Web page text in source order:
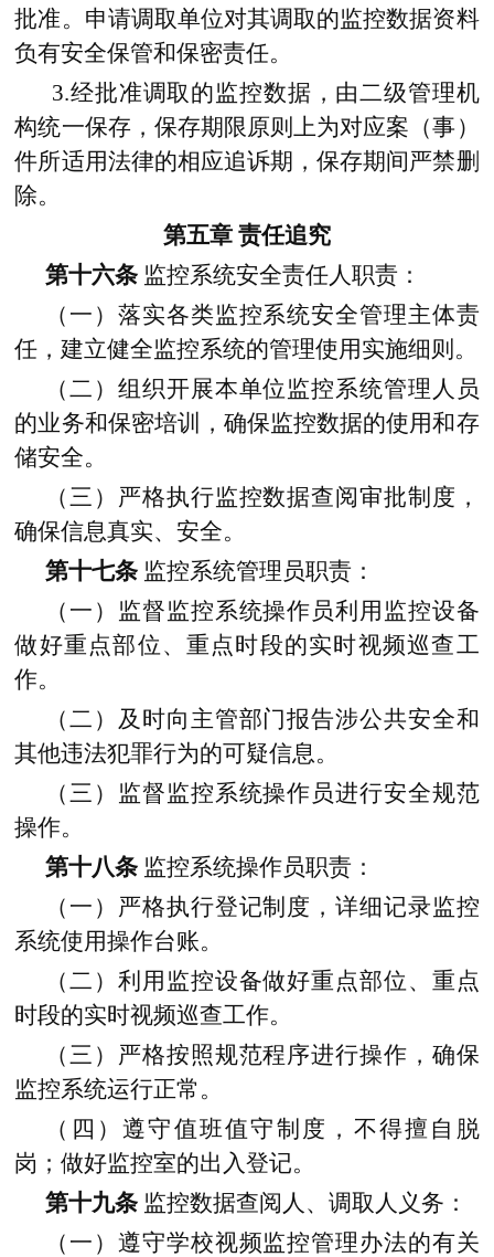
批准。申请调取单位对其调取的监控数据资料
负有安全保管和保密责任。
3.经批准调取的监控数据，由二级管理机
构统一保存，保存期限原则上为对应案（事）
件所适用法律的相应追诉期，保存期间严禁删
除。
第五章 责任追究
第十六条 监控系统安全责任人职责：
（一）落实各类监控系统安全管理主体责
任，建立健全监控系统的管理使用实施细则。
（二）组织开展本单位监控系统管理人员
的业务和保密培训，确保监控数据的使用和存
储安全。
（三）严格执行监控数据查阅审批制度，
确保信息真实、安全。
第十七条 监控系统管理员职责：
（一）监督监控系统操作员利用监控设备
做好重点部位、重点时段的实时视频巡查工
作。
（二）及时向主管部门报告涉公共安全和
其他违法犯罪行为的可疑信息。
（三）监督监控系统操作员进行安全规范
操作。
第十八条 监控系统操作员职责：
（一）严格执行登记制度，详细记录监控
系统使用操作台账。
（二）利用监控设备做好重点部位、重点
时段的实时视频巡查工作。
（三）严格按照规范程序进行操作，确保
监控系统运行正常。
（四）遵守值班值守制度，不得擅自脱
岗；做好监控室的出入登记。
第十九条 监控数据查阅人、调取人义务：
（一）遵守学校视频监控管理办法的有关